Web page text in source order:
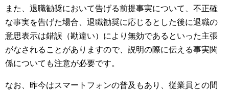
また、退職勧奨において告げる前提事実について、不正確
な事実を告げた場合、退職勧奨に応じるとした後に退職の
意思表示は錯誤（勘違い）により無効であるといった主張
がなされることがありますので、説明の際に伝える事実関
係についても注意が必要です。
なお、昨今はスマートフォンの普及もあり、従業員との間